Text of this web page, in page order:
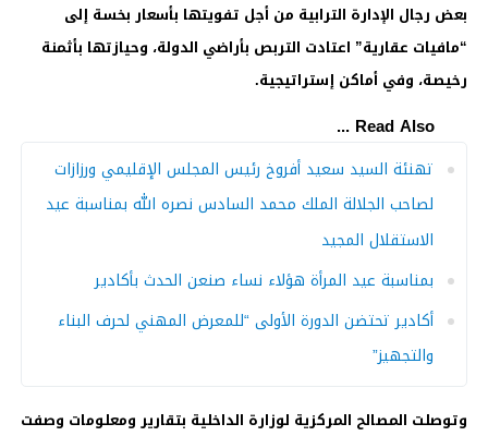
بعض رجال الإدارة الترابية من أجل تفويتها بأسعار بخسة إلى
“مافيات عقارية” اعتادت التربص بأراضي الدولة، وحيازتها بأثمنة
رخيصة، وفي أماكن إستراتيجية.
Read Also ...
تهنئة السيد سعيد أفروخ رئيس المجلس الإقليمي ورزازات
لصاحب الجلالة الملك محمد السادس نصره الله بمناسبة عيد
الاستقلال المجيد
بمناسبة عيد المرأة هؤلاء نساء صنعن الحدث بأكادير
أكادير تحتضن الدورة الأولى “للمعرض المهني لحرف البناء
والتجهيز”
وتوصلت المصالح المركزية لوزارة الداخلية بتقارير ومعلومات وصفت